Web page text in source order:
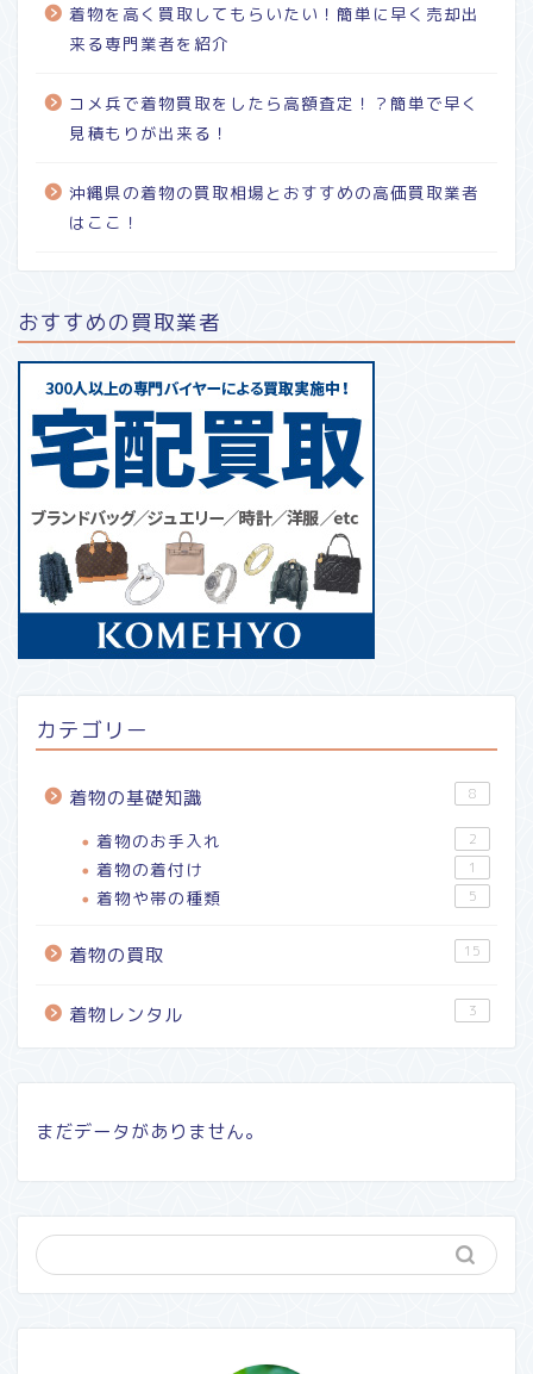
着物を高く買取してもらいたい！簡単に早く売却出
来る専門業者を紹介
コメ兵で着物買取をしたら高額査定！？簡単で早く
見積もりが出来る！
沖縄県の着物の買取相場とおすすめの高価買取業者
はここ！
おすすめの買取業者
カテゴリー
着物の基礎知識 8
着物のお手入れ 2
着物の着付け 1
着物や帯の種類 5
着物の買取 15
着物レンタル 3
まだデータがありません。